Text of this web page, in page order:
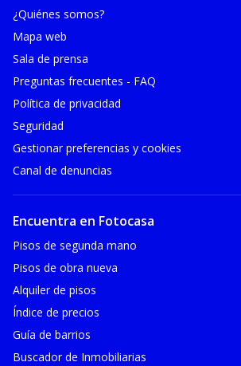
¿Quiénes somos?
Mapa web
Sala de prensa
Preguntas frecuentes - FAQ
Política de privacidad
Seguridad
Gestionar preferencias y cookies
Canal de denuncias
Encuentra en Fotocasa
Pisos de segunda mano
Pisos de obra nueva
Alquiler de pisos
Índice de precios
Guía de barrios
Buscador de Inmobiliarias